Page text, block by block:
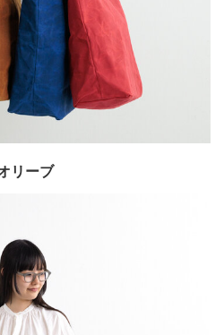
リーブ